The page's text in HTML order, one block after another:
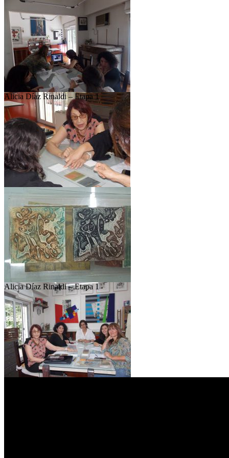
Alicia Díaz Rinaldi – Etapa 1
Alicia Díaz Rinaldi – Etapa 1